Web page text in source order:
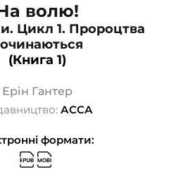
волю!
Цикл 1. Пророцтва
(Книга 1)
Ерін Гантер
АССА
формати: